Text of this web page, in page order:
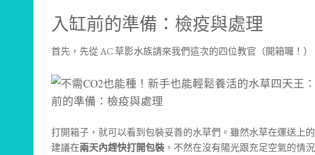
入缸前的準備：檢疫與處理
首先，先從 AC 草影水族請來我們這次的四位教官（開箱囉！）
打開箱子，就可以看到包裝妥善的水草們。雖然水草在運送上
建議在兩天內趕快打開包裝 ，不然在沒有陽光跟充足空氣的情